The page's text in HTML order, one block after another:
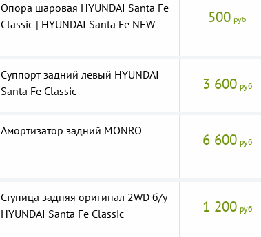
Опора шаровая HYUNDAI Santa Fe
Classic | HYUNDAI Santa Fe NEW
500 руб
Суппорт задний левый HYUNDAI
Santa Fe Classic
3 600 руб
Амортизатор задний MONRO 6 600 руб
Ступица задняя оригинал 2WD б/у
HYUNDAI Santa Fe Classic
1 200 руб